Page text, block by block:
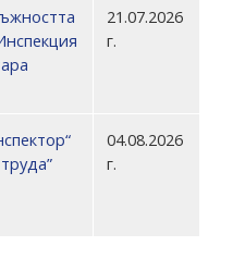
21.07.2026
г.
04.08.2026
г.